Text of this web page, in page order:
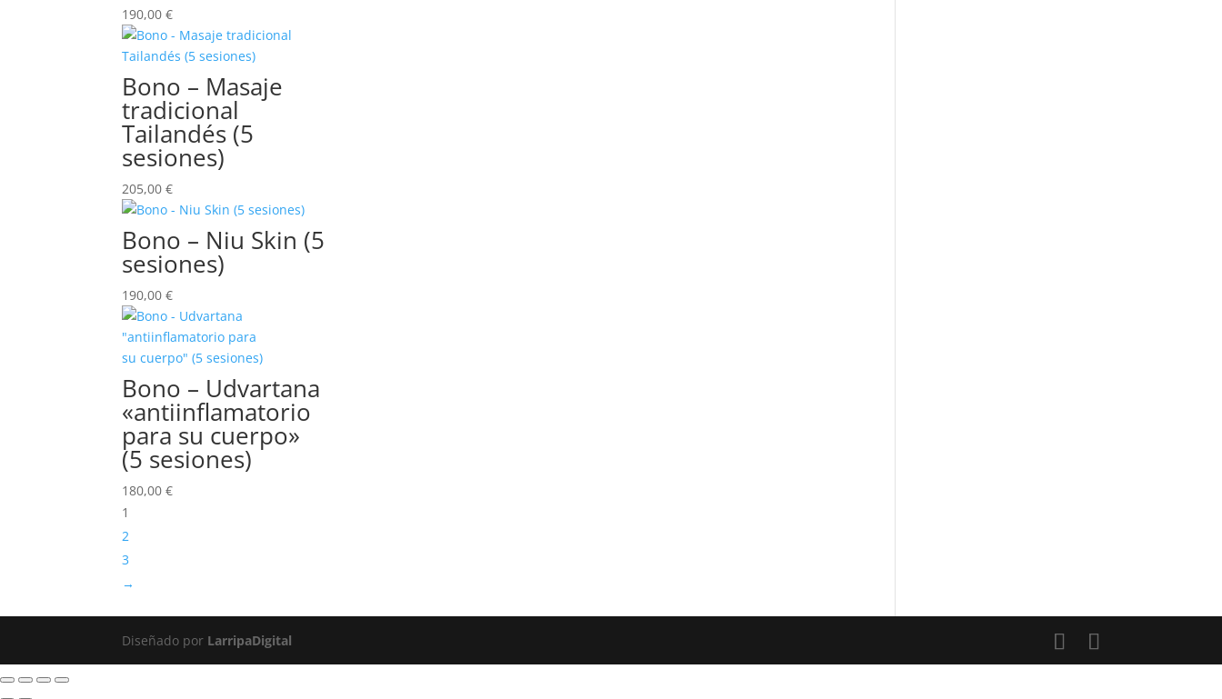
190,00€
Bono – Masaje
tradicional
Tailandés (5
sesiones)
205,00€
Bono – Niu Skin (5
sesiones)
190,00€
Bono – Udvartana
«antiinflamatorio
para su cuerpo»
(5 sesiones)
180,00€
1
2
3
→
Diseñado por LarripaDigital